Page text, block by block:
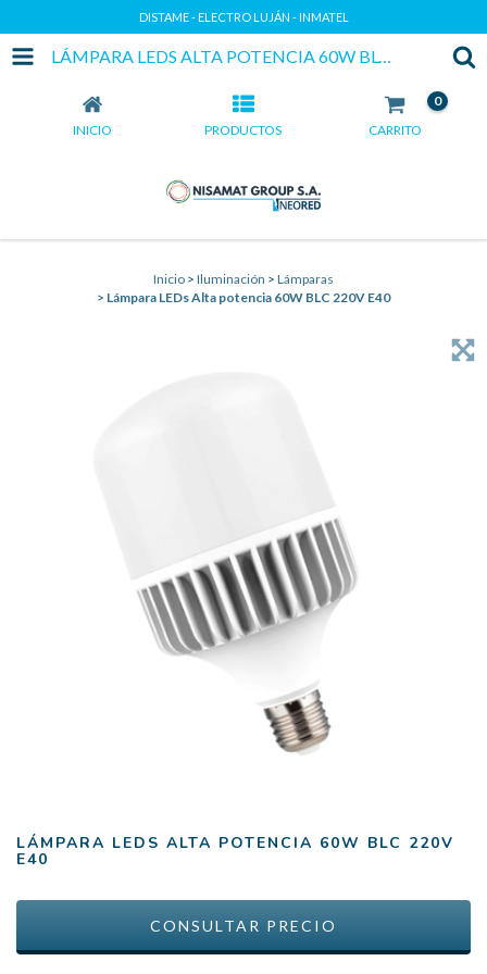
DISTAME - ELECTRO LUJÁN - INMATEL
LÁMPARA LEDS ALTA POTENCIA 60W BLC 220V E40
INICIO PRODUCTOS CARRITO
0
Inicio > Iluminación > Lámparas
> Lámpara LEDs Alta potencia 60W BLC 220V E40
LÁMPARA LEDS ALTA POTENCIA 60W BLC 220V
E40